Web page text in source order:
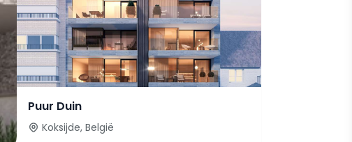
Puur Duin
Koksijde, België